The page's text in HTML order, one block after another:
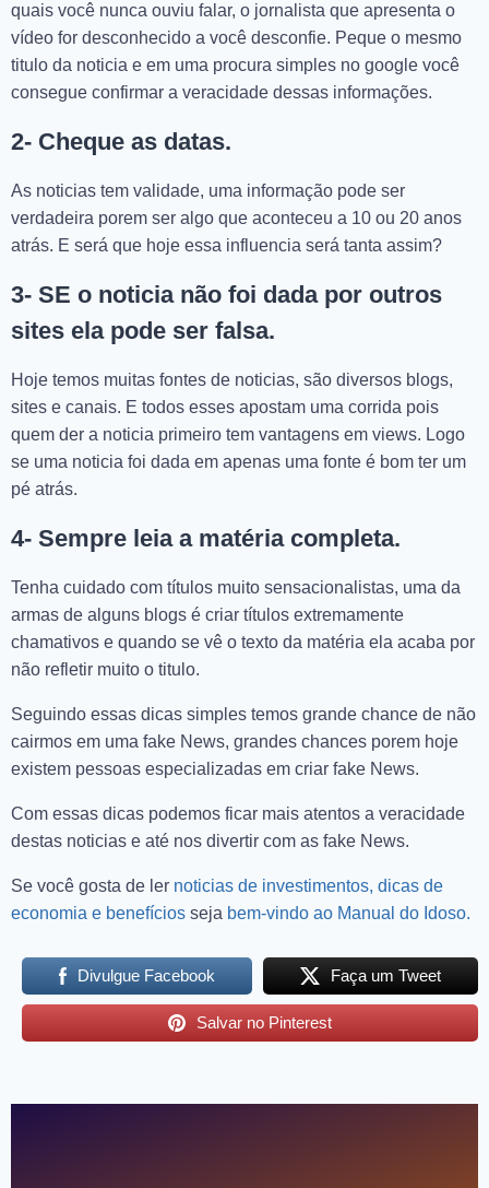
quais você nunca ouviu falar, o jornalista que apresenta o
vídeo for desconhecido a você desconfie. Peque o mesmo
titulo da noticia e em uma procura simples no google você
consegue confirmar a veracidade dessas informações.
2- Cheque as datas.
As noticias tem validade, uma informação pode ser
verdadeira porem ser algo que aconteceu a 10 ou 20 anos
atrás. E será que hoje essa influencia será tanta assim?
3- SE o noticia não foi dada por outros
sites ela pode ser falsa.
Hoje temos muitas fontes de noticias, são diversos blogs,
sites e canais. E todos esses apostam uma corrida pois
quem der a noticia primeiro tem vantagens em views. Logo
se uma noticia foi dada em apenas uma fonte é bom ter um
pé atrás.
4- Sempre leia a matéria completa.
Tenha cuidado com títulos muito sensacionalistas, uma da
armas de alguns blogs é criar títulos extremamente
chamativos e quando se vê o texto da matéria ela acaba por
não refletir muito o titulo.
Seguindo essas dicas simples temos grande chance de não
cairmos em uma fake News, grandes chances porem hoje
existem pessoas especializadas em criar fake News.
Com essas dicas podemos ficar mais atentos a veracidade
destas noticias e até nos divertir com as fake News.
Se você gosta de ler noticias de investimentos, dicas de
economia e benefícios seja bem-vindo ao Manual do Idoso.
Divulgue Facebook Faça um Tweet
Salvar no Pinterest